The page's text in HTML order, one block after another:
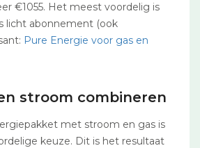
€1055. Het meest voordelig is
licht abonnement (ook
Pure Energie voor gas en
stroom combineren
met stroom en gas is
keuze. Dit is het resultaat